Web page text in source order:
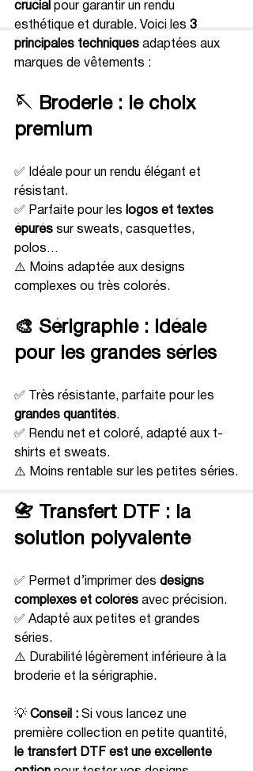
crucial pour garantir un rendu
esthétique et durable. Voici les 3
principales techniques adaptées aux
marques de vêtements :
🪡 Broderie : le choix
premium
✅ Idéale pour un rendu élégant et
résistant.
✅ Parfaite pour les logos et textes
épurés sur sweats, casquettes,
polos…
⚠️ Moins adaptée aux designs
complexes ou très colorés.
🎨 Sérigraphie : idéale
pour les grandes séries
✅ Très résistante, parfaite pour les
grandes quantités.
✅ Rendu net et coloré, adapté aux t-
shirts et sweats.
⚠️ Moins rentable sur les petites séries.
📇 Transfert DTF : la
solution polyvalente
✅ Permet d’imprimer des designs
complexes et colorés avec précision.
✅ Adapté aux petites et grandes
séries.
⚠️ Durabilité légèrement inférieure à la
broderie et la sérigraphie.
💡 Conseil : Si vous lancez une
première collection en petite quantité,
le transfert DTF est une excellente